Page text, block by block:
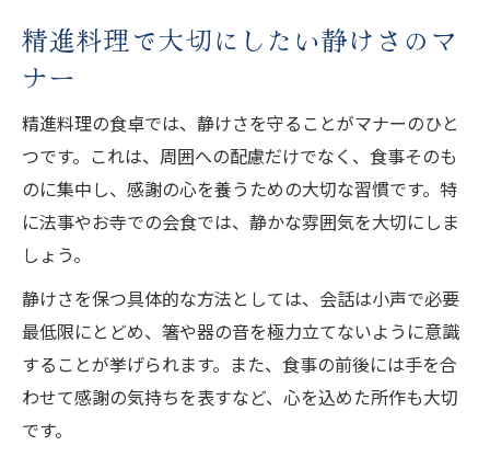
精進料理で大切にしたい静けさのマ
ナー
精進料理の食卓では、静けさを守ることがマナーのひと
つです。これは、周囲への配慮だけでなく、食事そのも
のに集中し、感謝の心を養うための大切な習慣です。特
に法事やお寺での会食では、静かな雰囲気を大切にしま
しょう。
静けさを保つ具体的な方法としては、会話は小声で必要
最低限にとどめ、箸や器の音を極力立てないように意識
することが挙げられます。また、食事の前後には手を合
わせて感謝の気持ちを表すなど、心を込めた所作も大切
です。